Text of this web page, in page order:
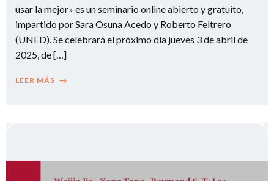
usar la mejor» es un seminario online abierto y gratuito,
impartido por Sara Osuna Acedo y Roberto Feltrero
(UNED). Se celebrará el próximo día jueves 3 de abril de
2025, de […]
LEER MÁS